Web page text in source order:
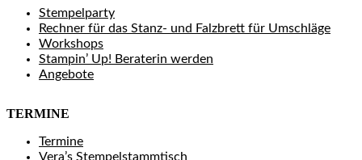
Stempelparty
Rechner für das Stanz- und Falzbrett für Umschläge
Workshops
Stampin’ Up! Beraterin werden
Angebote
TERMINE
Termine
Vera’s Stempelstammtisch